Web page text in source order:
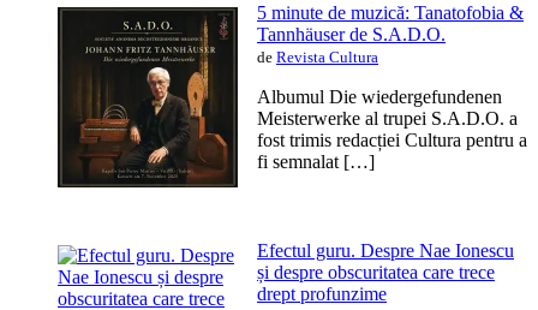
5 minute de muzică: Tanatofobia &
Tannhäuser de S.A.D.O.
de Revista Cultura
Albumul Die wiedergefundenen
Meisterwerke al trupei S.A.D.O. a
fost trimis redacției Cultura pentru a
fi semnalat […]
Efectul guru. Despre Nae Ionescu
și despre obscuritatea care trece
drept profunzime